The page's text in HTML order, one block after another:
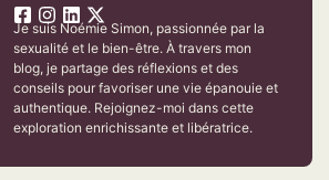
Je suis Noémie Simon, passionnée par la
sexualité et le bien-être. À travers mon
blog, je partage des réflexions et des
conseils pour favoriser une vie épanouie et
authentique. Rejoignez-moi dans cette
exploration enrichissante et libératrice.